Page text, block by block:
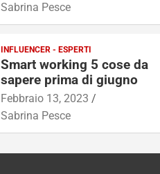
Sabrina Pesce
INFLUENCER - ESPERTI
Smart working 5 cose da
sapere prima di giugno
Febbraio 13, 2023
Sabrina Pesce